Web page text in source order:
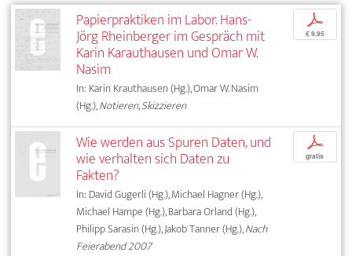
Papierpraktiken im Labor. Hans-
Jörg Rheinberger im Gespräch mit
Karin Karauthausen und Omar W.
Nasim
In: Karin Krauthausen (Hg.), Omar W. Nasim
(Hg.),Notieren, Skizzieren
p
€ 9,95
Wie werden aus Spuren Daten, und
wie verhalten sich Daten zu
Fakten?
In: David Gugerli (Hg.), Michael Hagner (Hg.),
Michael Hampe (Hg.), Barbara Orland (Hg.),
Philipp Sarasin (Hg.), Jakob Tanner (Hg.),Nach
Feierabend 2007
p
gratis